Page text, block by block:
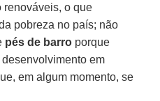
renováveis, o que
pobreza no país; não
pés de barro porque
em
em algum momento, se